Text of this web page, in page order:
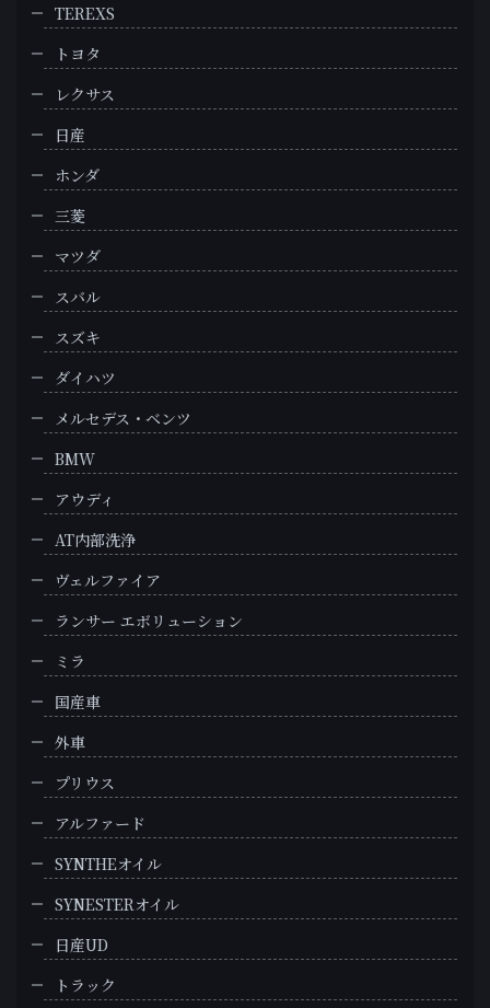
TEREXS
トヨタ
レクサス
日産
ホンダ
三菱
マツダ
スバル
スズキ
ダイハツ
メルセデス・ベンツ
BMW
アウディ
AT内部洗浄
ヴェルファイア
ランサー エボリューション
ミラ
国産車
外車
プリウス
アルファード
SYNTHEオイル
SYNESTERオイル
日産UD
トラック